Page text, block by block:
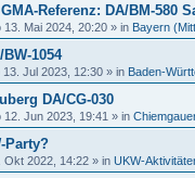
Referenz: DA/BM-580
13. Mai 2024, 20:20 » in Bayern
1054
13. Jul 2023, 12:30 » in Baden-
DA/CG-030
12. Jun 2023, 19:41 » in
Party?
Okt 2022, 14:22 » in UKW-